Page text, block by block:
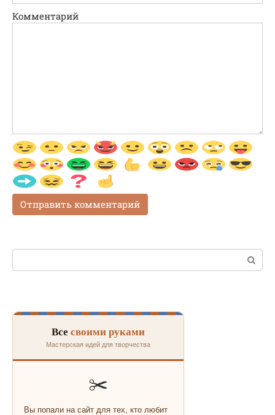
Комментарий
Поиск:
Все своими руками
Мастерская идей для творчества
✂️
Вы попали на сайт для тех, кто любит